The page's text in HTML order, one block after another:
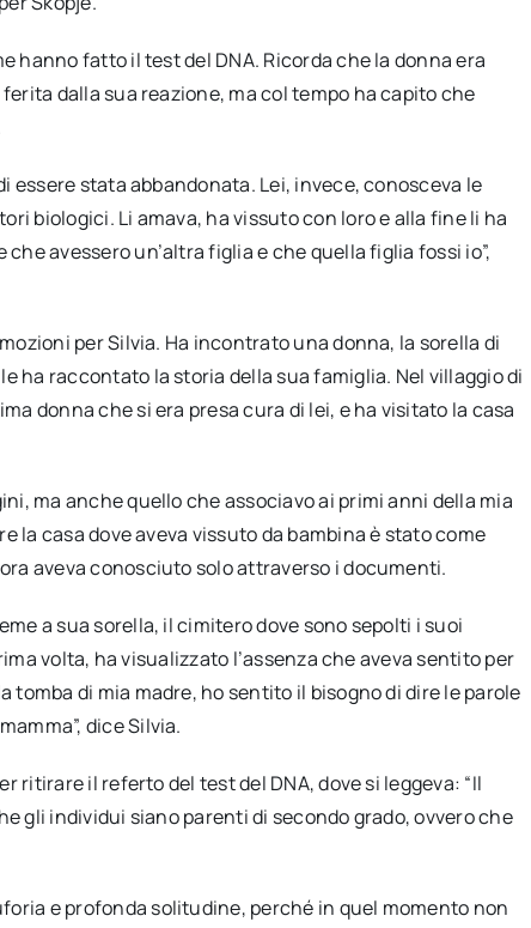
hanno fatto il test del DNA. Ricorda che la donna era
dalla sua reazione, ma col tempo ha capito che
essere stata abbandonata. Lei, invece, conosceva le
biologici. Li amava, ha vissuto con loro e alla fine li ha
avessero un’altra figlia e che quella figlia fossi io”,
per Silvia. Ha incontrato una donna, la sorella di
ha raccontato la storia della sua famiglia. Nel villaggio di
donna che si era presa cura di lei, e ha visitato la casa
ma anche quello che associavo ai primi anni della mia
la casa dove aveva vissuto da bambina è stato come
aveva conosciuto solo attraverso i documenti.
a sua sorella, il cimitero dove sono sepolti i suoi
volta, ha visualizzato l’assenza che aveva sentito per
di mia madre, ho sentito il bisogno di dire le parole
dice Silvia.
ritirare il referto del test del DNA, dove si leggeva: “Il
gli individui siano parenti di secondo grado, ovvero che
e profonda solitudine, perché in quel momento non